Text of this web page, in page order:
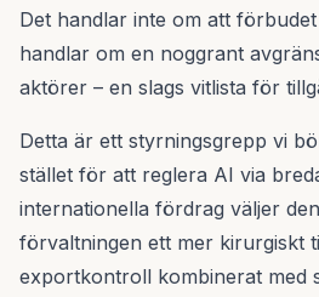
Det handlar inte om att
handlar om en noggrant
aktörer – en slags vitlista för
Detta är ett styrningsgrepp vi
stället för att reglera AI via
internationella fördrag väljer
förvaltningen ett mer kirurgiskt
exportkontroll kombinerat med